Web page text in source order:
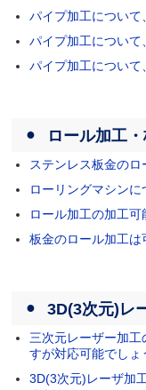
パイプ加工について
パイプ加工について
パイプ加工について
ロール加工
ステンレス板金の
ローリングマシンに
ロール加工の加工可
板金のロール加工は
3D(3次元)レ
三次元レーザー加
すが対応可能でしょ
3D(3次元)レーザ加